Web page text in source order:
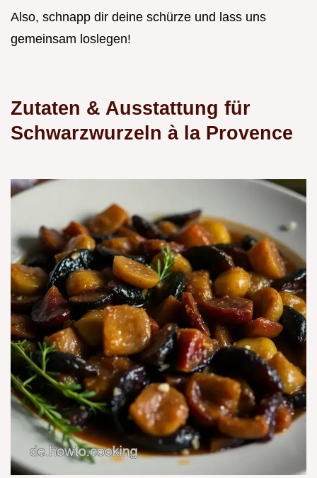
Also, schnapp dir deine schürze und lass uns
gemeinsam loslegen!
Zutaten & Ausstattung für
Schwarzwurzeln à la Provence